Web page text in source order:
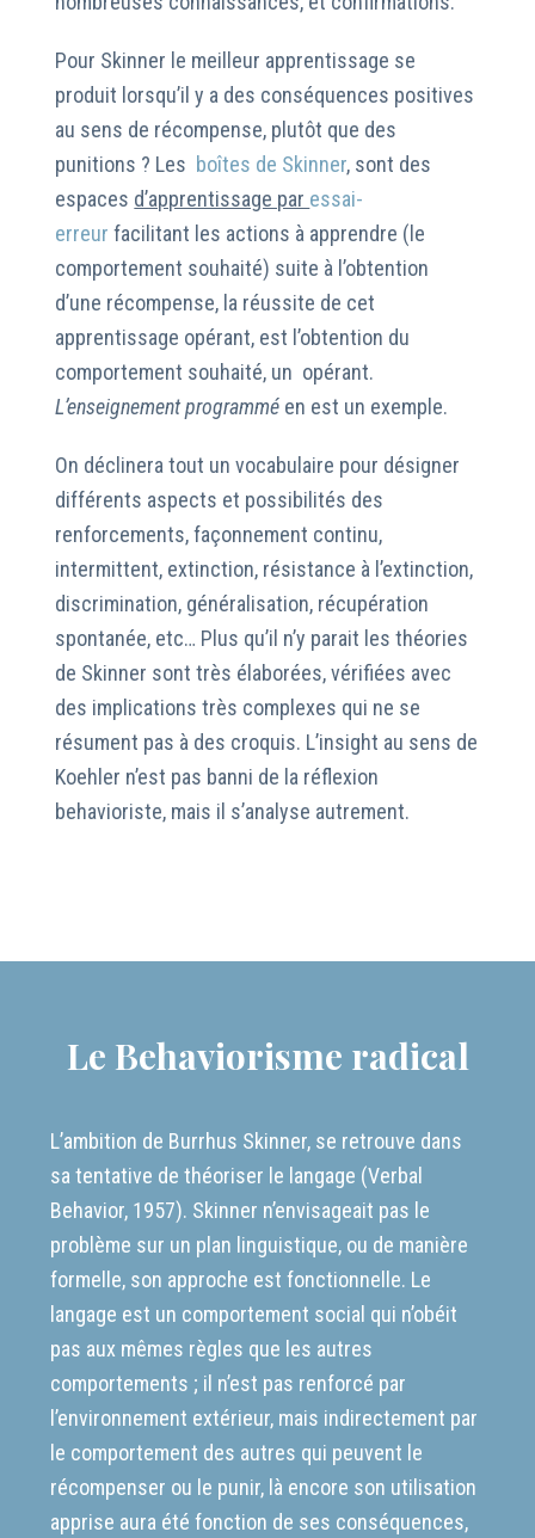
Pour Skinner le meilleur apprentissage se
produit lorsqu’il y a des conséquences positives
au sens de récompense, plutôt que des
punitions ? Les boîtes de Skinner, sont des
espaces d’apprentissage par essai-
erreur facilitant les actions à apprendre (le
comportement souhaité) suite à l’obtention
d’une récompense, la réussite de cet
apprentissage opérant, est l’obtention du
comportement souhaité, un opérant.
L’enseignement programmé en est un exemple.
On déclinera tout un vocabulaire pour désigner
différents aspects et possibilités des
renforcements, façonnement continu,
intermittent, extinction, résistance à l’extinction,
discrimination, généralisation, récupération
spontanée, etc… Plus qu’il n’y parait les théories
de Skinner sont très élaborées, vérifiées avec
des implications très complexes qui ne se
résument pas à des croquis. L’insight au sens de
Koehler n’est pas banni de la réflexion
behavioriste, mais il s’analyse autrement.
Le Behaviorisme radical
L’ambition de Burrhus Skinner, se retrouve dans
sa tentative de théoriser le langage (Verbal
Behavior, 1957). Skinner n’envisageait pas le
problème sur un plan linguistique, ou de manière
formelle, son approche est fonctionnelle. Le
langage est un comportement social qui n’obéit
pas aux mêmes règles que les autres
comportements ; il n’est pas renforcé par
l’environnement extérieur, mais indirectement par
le comportement des autres qui peuvent le
récompenser ou le punir, là encore son utilisation
apprise aura été fonction de ses conséquences,